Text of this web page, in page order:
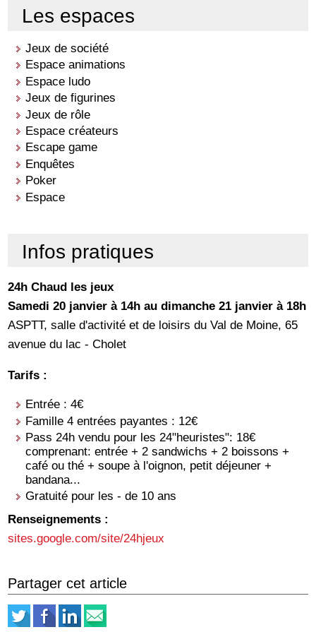
Les espaces
Jeux de société
Espace animations
Espace ludo
Jeux de figurines
Jeux de rôle
Espace créateurs
Escape game
Enquêtes
Poker
Espace
Infos pratiques
24h Chaud les jeux
Samedi 20 janvier à 14h au dimanche 21 janvier à 18h
ASPTT, salle d'activité et de loisirs du Val de Moine, 65
avenue du lac - Cholet
Tarifs :
Entrée : 4€
Famille 4 entrées payantes : 12€
Pass 24h vendu pour les 24"heuristes": 18€
comprenant: entrée + 2 sandwichs + 2 boissons +
café ou thé + soupe à l'oignon, petit déjeuner +
bandana...
Gratuité pour les - de 10 ans
Renseignements :
sites.google.com/site/24hjeux
Partager cet article